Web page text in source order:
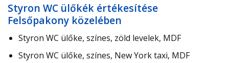
Styron WC ülőkék értékesítése
Felsőpakony közelében
Styron WC ülőke, színes, zöld levelek, MDF
Styron WC ülőke, színes, New York taxi, MDF